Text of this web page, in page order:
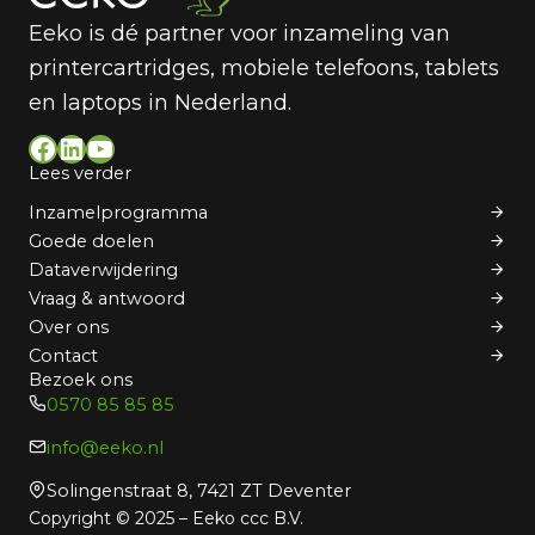
Eeko is dé partner voor inzameling van
printercartridges, mobiele telefoons, tablets
en laptops in Nederland.
Facebook LinkedIn YouTube
Lees verder
Inzamelprogramma
Goede doelen
Dataverwijdering
Vraag & antwoord
Over ons
Contact
Bezoek ons
0570 85 85 85
info@eeko.nl
Solingenstraat 8, 7421 ZT Deventer
Copyright © 2025 – Eeko ccc B.V.